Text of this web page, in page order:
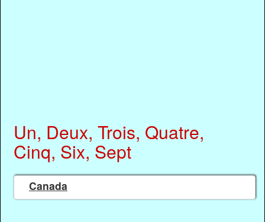
Un, Deux, Trois, Quatre,
Cinq, Six, Sept
Canada